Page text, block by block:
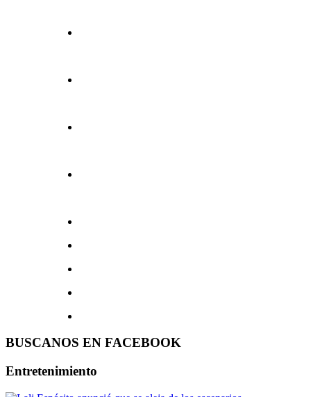
BUSCANOS EN FACEBOOK
Entretenimiento